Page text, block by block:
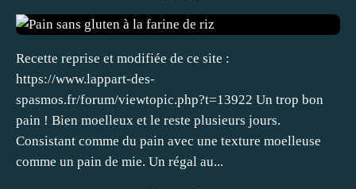
Recette reprise et modifiée de ce site :
https://www.lappart-des-
spasmos.fr/forum/viewtopic.php?t=13922 Un trop bon
pain ! Bien moelleux et le reste plusieurs jours.
Consistant comme du pain avec une texture moelleuse
comme un pain de mie. Un régal au...